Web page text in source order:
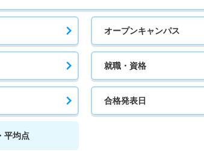
オープンキャンパス
就職・資格
合格発表日
平均点